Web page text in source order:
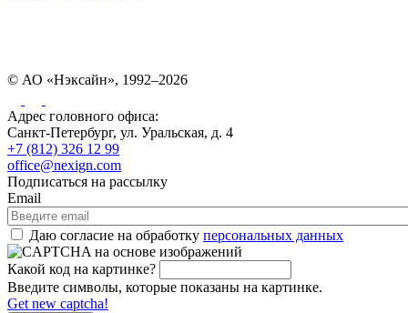
© АО «Нэксайн», 1992–2026
Адрес головного офиса:
Санкт-Петербург, ул. Уральская, д. 4
+7 (812) 326 12 99
office@nexign.com
Подписаться на рассылку
Email
Даю согласие на обработку персональных данных
Какой код на картинке?
Введите символы, которые показаны на картинке.
Get new captcha!